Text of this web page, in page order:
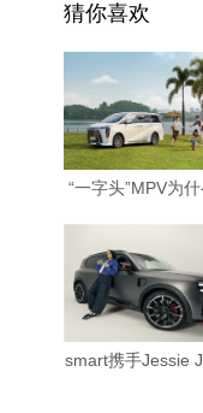
猜你喜欢
“一字头”MPV为
此火爆？20
smart携手Jessie